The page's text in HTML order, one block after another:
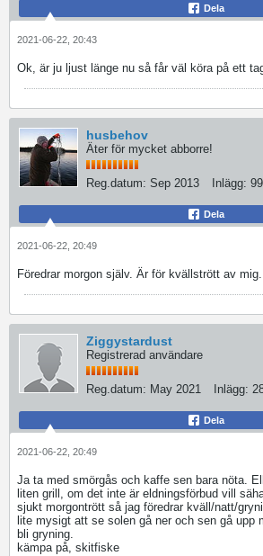
Dela
2021-06-22, 20:43
Ok, är ju ljust länge nu så får väl köra på ett
husbehov
Äter för mycket abborre!
Reg.datum: Sep 2013 Inlägg:
Dela
2021-06-22, 20:49
Föredrar morgon själv. Är för kvällstrött av mig.
Ziggystardust
Registrerad användare
Reg.datum: May 2021 Inlägg:
Dela
2021-06-22, 20:49
Ja ta med smörgås och kaffe sen bara nöta.
liten grill, om det inte är eldningsförbud vill
sjukt morgontrött så jag föredrar kväll/natt/
lite mysigt att se solen gå ner och sen gå upp
bli gryning.
kämpa på, skitfiske